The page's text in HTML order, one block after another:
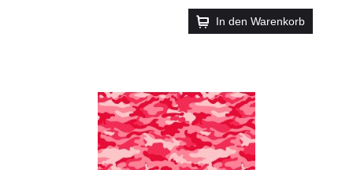
In den Warenkorb